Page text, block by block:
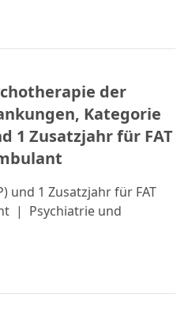
der
Kategorie
1 Zusatzjahr für FAT
und 1 Zusatzjahr für FAT
| Psychiatrie und